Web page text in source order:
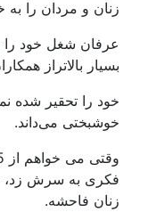
زنان و مردان را
عرفان شغل خود
بسیار بالاتراز
خود را تحقیر شده
خوشبختی می‌داند.
فکری به سرش زد،
زنان فاحشه.